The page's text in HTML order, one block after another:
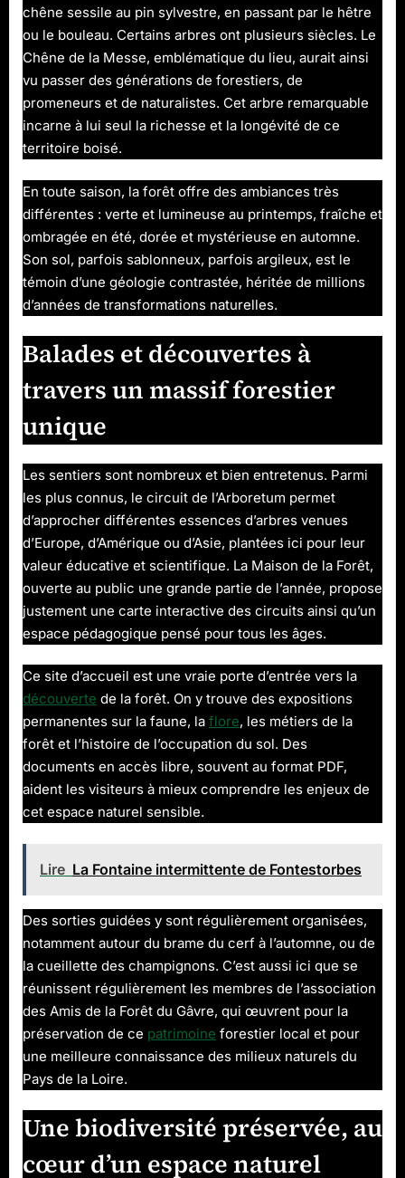
chêne sessile au pin sylvestre, en passant par le hêtre
ou le bouleau. Certains arbres ont plusieurs siècles. Le
Chêne de la Messe, emblématique du lieu, aurait ainsi
vu passer des générations de forestiers, de
promeneurs et de naturalistes. Cet arbre remarquable
incarne à lui seul la richesse et la longévité de ce
territoire boisé.
En toute saison, la forêt offre des ambiances très
différentes : verte et lumineuse au printemps, fraîche et
ombragée en été, dorée et mystérieuse en automne.
Son sol, parfois sablonneux, parfois argileux, est le
témoin d’une géologie contrastée, héritée de millions
d’années de transformations naturelles.
Balades et découvertes à
travers un massif forestier
unique
Les sentiers sont nombreux et bien entretenus. Parmi
les plus connus, le circuit de l’Arboretum permet
d’approcher différentes essences d’arbres venues
d’Europe, d’Amérique ou d’Asie, plantées ici pour leur
valeur éducative et scientifique. La Maison de la Forêt,
ouverte au public une grande partie de l’année, propose
justement une carte interactive des circuits ainsi qu’un
espace pédagogique pensé pour tous les âges.
Ce site d’accueil est une vraie porte d’entrée vers la
découverte de la forêt. On y trouve des expositions
permanentes sur la faune, la flore, les métiers de la
forêt et l’histoire de l’occupation du sol. Des
documents en accès libre, souvent au format PDF,
aident les visiteurs à mieux comprendre les enjeux de
cet espace naturel sensible.
Lire La Fontaine intermittente de Fontestorbes
Des sorties guidées y sont régulièrement organisées,
notamment autour du brame du cerf à l’automne, ou de
la cueillette des champignons. C’est aussi ici que se
réunissent régulièrement les membres de l’association
des Amis de la Forêt du Gâvre, qui œuvrent pour la
préservation de ce patrimoine forestier local et pour
une meilleure connaissance des milieux naturels du
Pays de la Loire.
Une biodiversité préservée, au
cœur d’un espace naturel